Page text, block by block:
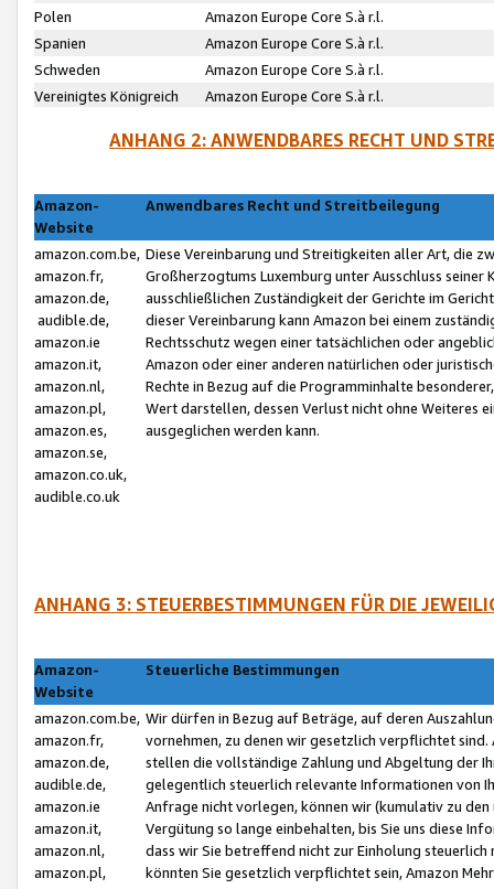
Polen
Amazon Europe Core S.à r.l.
Spanien
Amazon Europe Core S.à r.l.
Schweden
Amazon Europe Core S.à r.l.
Vereinigtes Königreich
Amazon Europe Core S.à r.l.
ANHANG 2: ANWENDBARES RECHT UND
Amazon-
Website
Anwendbares Recht und Streitbeilegung
amazon.com.be,
amazon.fr,
amazon.de,
audible.de,
amazon.ie
amazon.it,
amazon.nl,
amazon.pl,
amazon.es,
amazon.se,
amazon.co.uk,
audible.co.uk
Diese Vereinbarung und Streitigkeiten aller Art, die
Großherzogtums Luxemburg unter Ausschluss
ausschließlichen Zuständigkeit der Gerichte im
dieser Vereinbarung kann Amazon bei einem
Rechtsschutz wegen einer tatsächlichen oder
Amazon oder einer anderen natürlichen oder
Rechte in Bezug auf die Programminhalte
Wert darstellen, dessen Verlust nicht ohne Weiteres
ausgeglichen werden kann.
ANHANG 3: STEUERBESTIMMUNGEN FÜR DIE
Amazon-
Website
Steuerliche Bestimmungen
amazon.com.be,
amazon.fr,
amazon.de,
audible.de,
amazon.ie
amazon.it,
amazon.nl,
amazon.pl,
Wir dürfen in Bezug auf Beträge, auf deren
vornehmen, zu denen wir gesetzlich verpflichtet
stellen die vollständige Zahlung und Abgeltung der
gelegentlich steuerlich relevante Informationen von
Anfrage nicht vorlegen, können wir (kumulativ zu
Vergütung so lange einbehalten, bis Sie uns diese
dass wir Sie betreffend nicht zur Einholung
könnten Sie gesetzlich verpflichtet sein, Amazon